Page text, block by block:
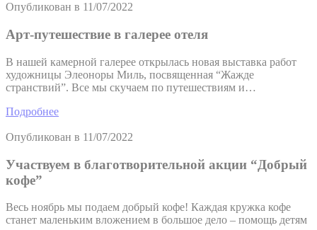
Опубликован в 11/07/2022
Арт-путешествие в галерее отеля
В нашей камерной галерее открылась новая выставка работ
художницы Элеоноры Миль, посвященная “Жажде
странствий”. Все мы скучаем по путешествиям и…
Подробнее
Опубликован в 11/07/2022
Участвуем в благотворительной акции “Добрый
кофе”
Весь ноябрь мы подаем добрый кофе! Каждая кружка кофе
станет маленьким вложением в большое дело – помощь детям